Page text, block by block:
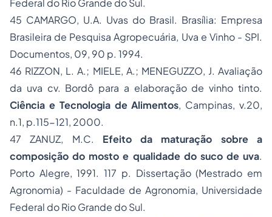
Federal do Rio Grande do Sul.
45 CAMARGO, U.A. Uvas do Brasil. Brasília: Empresa
Brasileira de Pesquisa Agropecuária, Uva e Vinho - SPI.
Documentos, 09, 90 p. 1994.
46 RIZZON, L. A.; MIELE, A.; MENEGUZZO, J. Avaliação
da uva cv. Bordô para a elaboração de vinho tinto.
Ciência e Tecnologia de Alimentos, Campinas, v.20,
n.1, p.115-121, 2000.
47 ZANUZ, M.C. Efeito da maturação sobre a
composição do mosto e qualidade do suco de uva.
Porto Alegre, 1991. 117 p. Dissertação (Mestrado em
Agronomia) - Faculdade de Agronomia, Universidade
Federal do Rio Grande do Sul.